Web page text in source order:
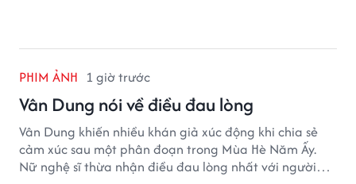
PHIM ẢNH 1 giờ trước
Vân Dung nói về điều đau lòng
Vân Dung khiến nhiều khán giả xúc động khi chia sẻ
cảm xúc sau một phân đoạn trong Mùa Hè Năm Ấy.
Nữ nghệ sĩ thừa nhận điều đau lòng nhất với người